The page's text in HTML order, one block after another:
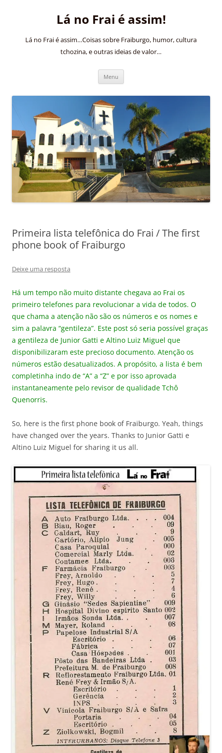
Lá no Frai é assim!
Lá no Frai é assim…Coisas sobre Fraiburgo, humor, cultura
tchozina, e outras ideias de valor…
Menu
Primeira lista telefônica do Frai / The first
phone book of Fraiburgo
Deixe uma resposta
Há um tempo não muito distante chegava ao Frai os
primeiro telefones para revolucionar a vida de todos. O
que chama a atenção não são os números e os nomes e
sim a palavra “gentileza”. Este post só seria possível graças
a gentileza de Junior Gatti e Altino Luiz Miguel que
disponibilizaram este precioso documento. Atenção os
números estão desatualizados. A propósito, a lista é bem
completinha indo de “A” a “Z” e por isso aprovada
instantaneamente pelo revisor de qualidade Tchô
Quenorris.
So, here is the first phone book of Fraiburgo. Yeah, things
have changed over the years. Thanks to Junior Gatti e
Altino Luiz Miguel for sharing it us all.